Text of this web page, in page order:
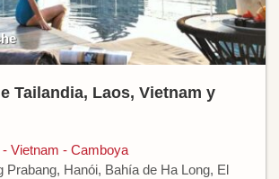
Tailandia, Laos, Vietnam y
- Vietnam - Camboya
Prabang, Hanói, Bahía de Ha Long, El